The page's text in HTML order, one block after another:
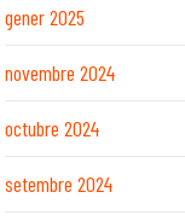
gener 2025
novembre 2024
octubre 2024
setembre 2024